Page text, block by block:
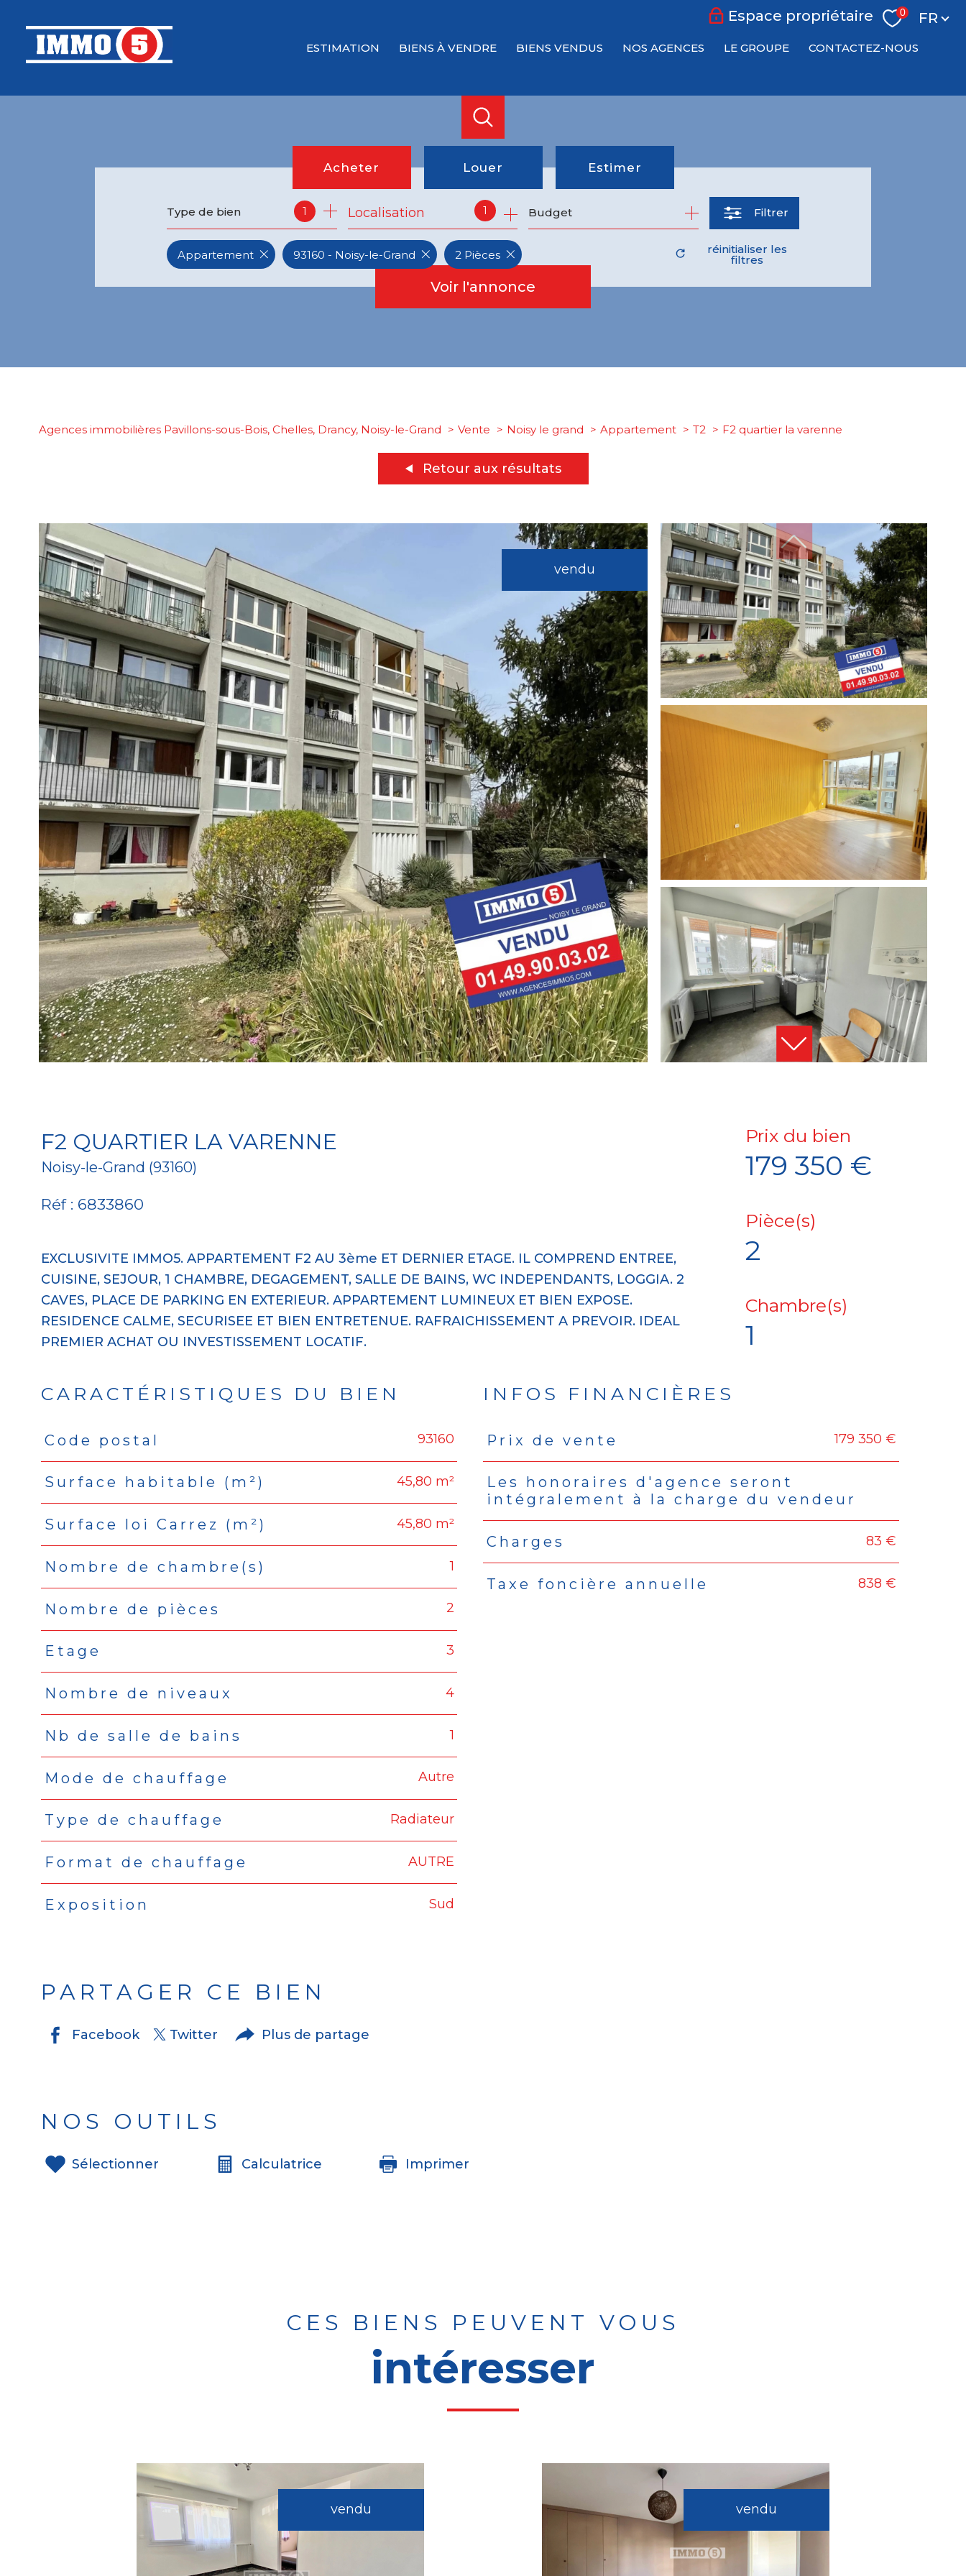
Espace propriétaire 0 FR
ESTIMATION BIENS À VENDRE BIENS VENDUS NOS AGENCES LE GROUPE CONTACTEZ-NOUS
Acheter
de l'ancien
du neuf
de l'immo pro
Louer
à l'année
Estimer
Type de bien 1 1
Localisation Budget Filtrer
Voir l'annonce
Appartement 93160 - Noisy-le-Grand 2 Pièces réinitialiser les
filtres
Agences immobilières Pavillons-sous-Bois, Chelles, Drancy, Noisy-le-Grand Vente Noisy le grand Appartement T2 f2 quartier la varenne
Retour aux résultats
vendu
F2 QUARTIER LA VARENNE
Noisy-le-Grand (93160)
Réf : 6833860
EXCLUSIVITE IMMO5. APPARTEMENT F2 AU 3ème ET DERNIER ETAGE. IL COMPREND ENTREE,
CUISINE, SEJOUR, 1 CHAMBRE, DEGAGEMENT, SALLE DE BAINS, WC INDEPENDANTS, LOGGIA. 2
CAVES, PLACE DE PARKING EN EXTERIEUR. APPARTEMENT LUMINEUX ET BIEN EXPOSE.
RESIDENCE CALME, SECURISEE ET BIEN ENTRETENUE. RAFRAICHISSEMENT A PREVOIR. IDEAL
Prix du bien
179 350 €
Pièce(s)
2
Chambre(s)
1
CARACTÉRISTIQUES DU BIEN
Caractéristiques
Code postal 93160
Surface habitable (m²) 45,80 m²
Surface loi Carrez (m²) 45,80 m²
Nombre de chambre(s) 1
Nombre de pièces 2
Etage 3
Nombre de niveaux 4
Nb de salle de bains 1
Mode de chauffage Autre
Type de chauffage Radiateur
Format de chauffage AUTRE
Exposition Sud
INFOS FINANCIÈRES
Caractéristiques Valeurs
Prix de vente 179 350 €
Les honoraires d'agence seront
intégralement à la charge du vendeur
Charges 83 €
Taxe foncière annuelle 838 €
PARTAGER CE BIEN
Facebook Twitter Plus de partage
NOS OUTILS
Sélectionner Calculatrice Imprimer
CES BIENS PEUVENT VOUS
intéresser
vendu
Voir le bien
vendu
Voir le bien